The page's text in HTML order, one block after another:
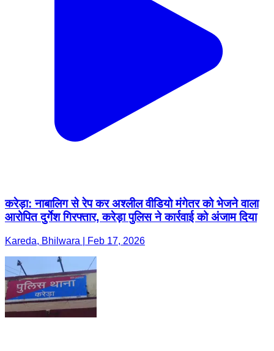
करेड़ा: नाबालिग से रेप कर अश्लील वीडियो मंगेतर को भेजने वाला
आरोपित दुर्गेश गिरफ्तार, करेड़ा पुलिस ने कार्रवाई को अंजाम दिया
Kareda, Bhilwara | Feb 17, 2026